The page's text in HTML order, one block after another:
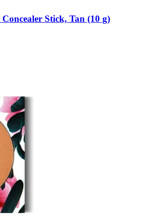
Concealer Stick, Tan (10 g)